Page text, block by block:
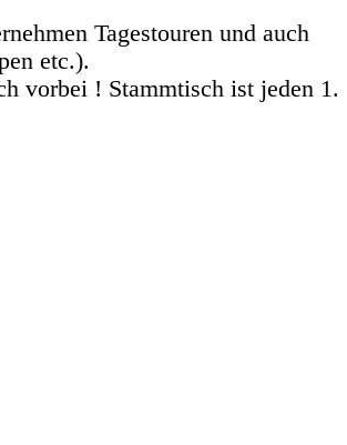
Tagestouren und auch
etc.).
vorbei ! Stammtisch ist jeden 1.